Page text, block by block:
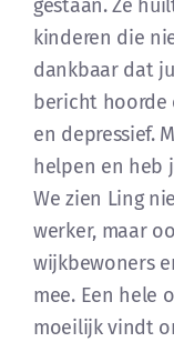
gestaan. Ze
kinderen die
dankbaar dat
bericht hoorde
en depressief.
helpen en heb
We zien Ling
werker, maar
wijkbewoners
mee. Een hele
moeilijk vindt